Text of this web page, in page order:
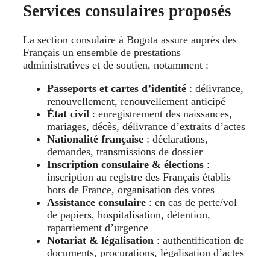
Services consulaires proposés
La section consulaire à Bogota assure auprès des
Français un ensemble de prestations
administratives et de soutien, notamment :
Passeports et cartes d’identité : délivrance,
renouvellement, renouvellement anticipé
État civil : enregistrement des naissances,
mariages, décès, délivrance d’extraits d’actes
Nationalité française : déclarations,
demandes, transmissions de dossier
Inscription consulaire & élections :
inscription au registre des Français établis
hors de France, organisation des votes
Assistance consulaire : en cas de perte/vol
de papiers, hospitalisation, détention,
rapatriement d’urgence
Notariat & légalisation : authentification de
documents, procurations, légalisation d’actes